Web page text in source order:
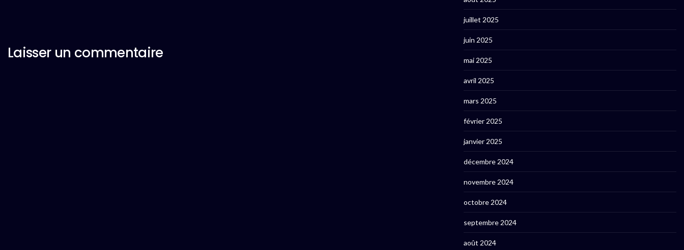
Laisser un commentaire
juillet 2025
juin 2025
mai 2025
avril 2025
mars 2025
février 2025
janvier 2025
décembre 2024
novembre 2024
octobre 2024
septembre 2024
août 2024